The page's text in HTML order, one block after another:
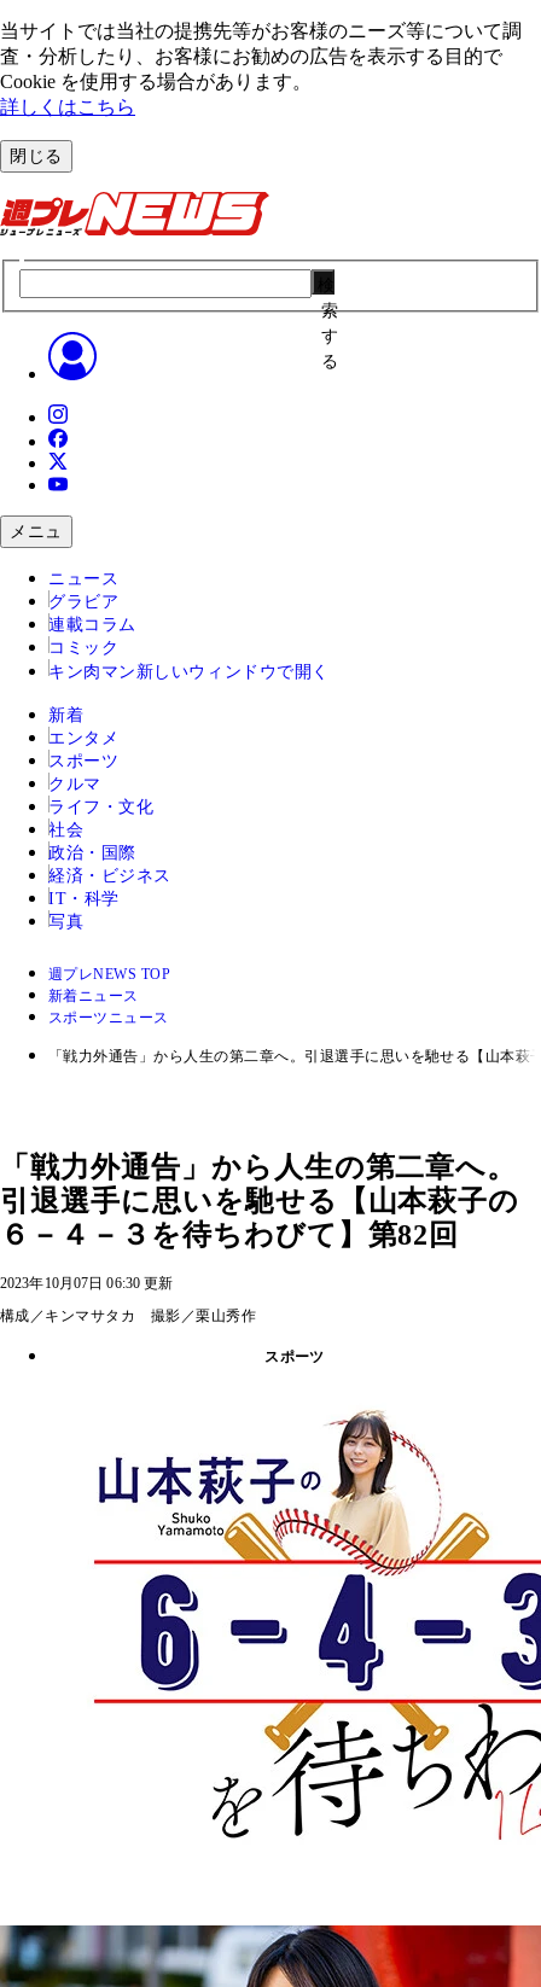
当サイトでは当社の提携先等がお客様のニーズ等について調
査・分析したり、お客様にお勧めの広告を表⽰する⽬的で
Cookie を使⽤する場合があります。
詳しくはこちら
閉じる
索
す
る
メニュ
ニュース
グラビア
連載コラム
コミック
キン肉マン 新しいウィンドウで開く
新着
エンタメ
スポーツ
クルマ
ライフ・文化
社会
政治・国際
経済・ビジネス
IT・科学
写真
週プレNEWS TOP
新着ニュース
スポーツニュース
「戦力外通告」から人生の第二章へ。引退選手に思いを馳せる【山本
「戦力外通告」から人生の第二章へ。
引退選手に思いを馳せる【山本萩子の
６－４－３を待ちわびて】第82回
2023年10月07日 06:30 更新
構成／キンマサタカ 撮影／栗山秀作
スポーツ